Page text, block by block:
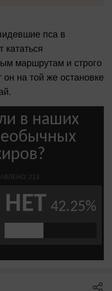
пса в
кататься
маршрутам и строго
на той же остановке